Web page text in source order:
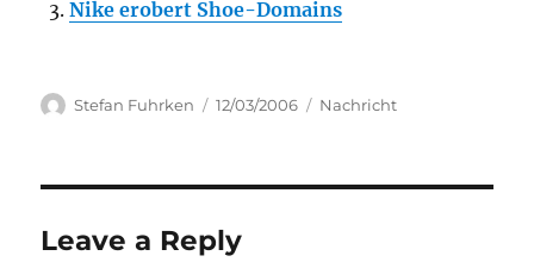
Nike erobert Shoe-Domains
Author
Stefan Fuhrken
Posted
12/03/2006 Categories
Nachricht
Leave a Reply